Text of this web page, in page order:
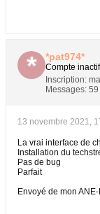
*pat974*
Compte inactif
Inscription:
Messages: 59
13 novembre 2021,
La vrai interface de
Installation du
Pas de bug
Parfait
Envoyé de mon